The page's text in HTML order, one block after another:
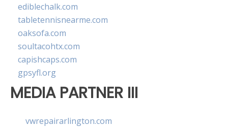
ediblechalk.com
tabletennisnearme.com
oaksofa.com
soultacohtx.com
capishcaps.com
gpsyfl.org
MEDIA PARTNER III
vwrepairarlington.com